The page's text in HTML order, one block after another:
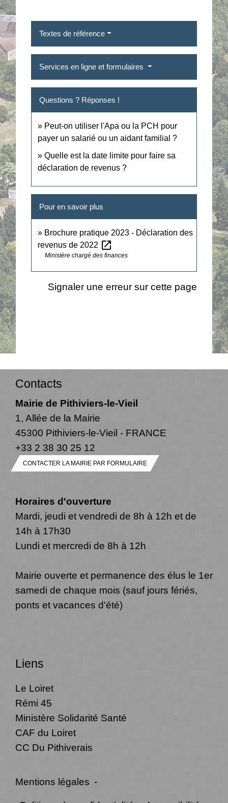
Textes de référence
Services en ligne et formulaires
Questions ? Réponses !
Peut-on utiliser l'Apa ou la PCH pour
payer un salarié ou un aidant familial ?
Quelle est la date limite pour faire sa
déclaration de revenus ?
Pour en savoir plus
Brochure pratique 2023 - Déclaration des
revenus de 2022 open_in_new
Ministère chargé des finances
Signaler une erreur sur cette page
Contacts
Mairie de Pithiviers-le-Vieil
1, Allée de la Mairie
45300 Pithiviers-le-Vieil - FRANCE
+33 2 38 30 25 12
CONTACTER LA MAIRIE PAR FORMULAIRE
Horaires d'ouverture
Mardi, jeudi et vendredi de 8h à 12h et de
14h à 17h30
Lundi et mercredi de 8h à 12h
Mairie ouverte et permanence des élus le 1er
samedi de chaque mois (sauf jours fériés,
ponts et vacances d'été)
Liens
Le Loiret
Rémi 45
Ministère Solidarité Santé
CAF du Loiret
CC Du Pithiverais
Mentions légales -